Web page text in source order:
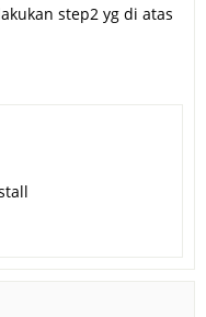
step2 yg di atas